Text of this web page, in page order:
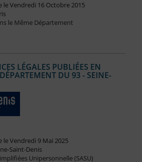
le Vendredi 16 Octobre 2015
le Même Département
LÉGALES PUBLIÉES EN
DU 93 - SEINE-
le Vendredi 9 Mai 2025
Saint-Denis
Unipersonnelle (SASU)